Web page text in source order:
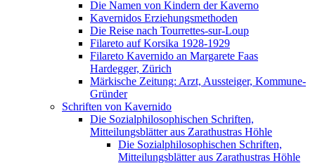
Die Namen von Kindern der Kaverno
Kavernidos Erziehungsmethoden
Die Reise nach Tourrettes-sur-Loup
Filareto auf Korsika 1928-1929
Filareto Kavernido an Margarete Faas
Hardegger, Zürich
Märkische Zeitung: Arzt, Aussteiger, Kommune-
Gründer
Schriften von Kavernido
Die Sozialphilosophischen Schriften,
Mitteilungsblätter aus Zarathustras Höhle
Die Sozialphilosophischen Schriften,
Mitteilungsblätter aus Zarathustras Höhle